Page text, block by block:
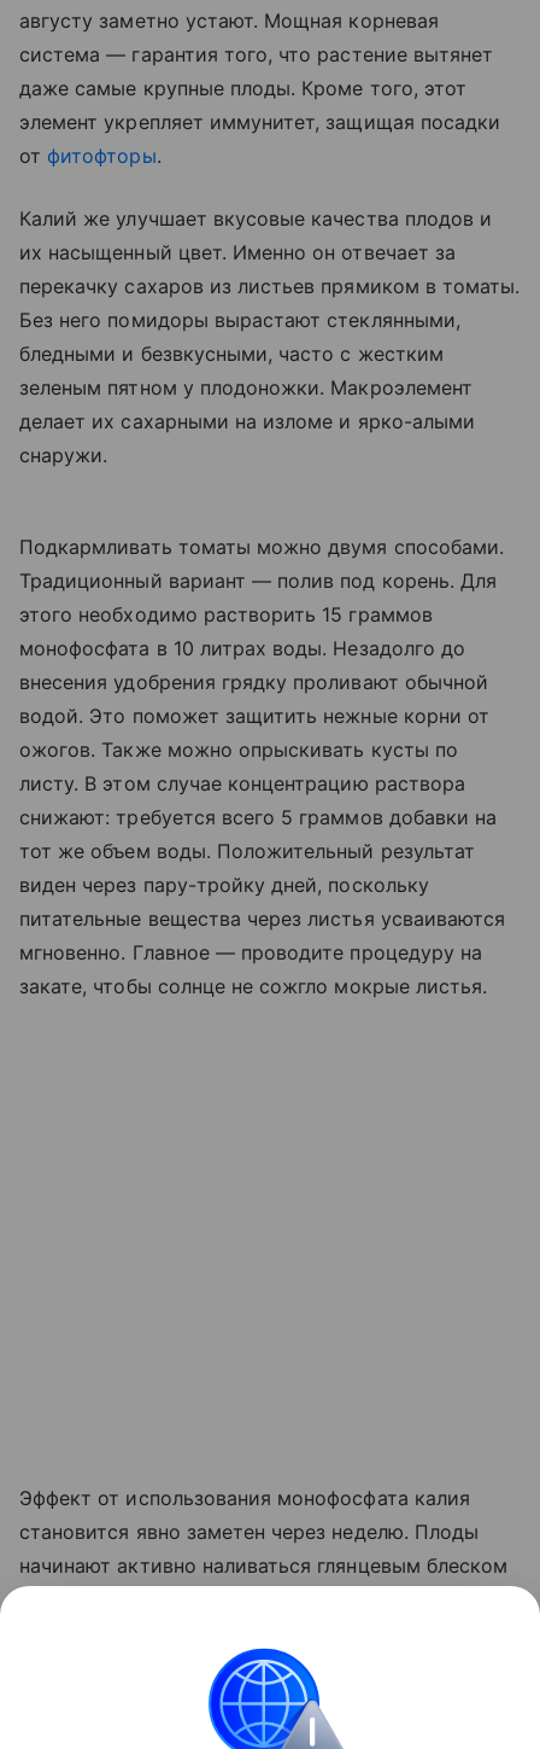
августу заметно устают. Мощная корневая
система — гарантия того, что растение вытянет
даже самые крупные плоды. Кроме того, этот
элемент укрепляет иммунитет, защищая посадки
от фитофторы.
Калий же улучшает вкусовые качества плодов и
их насыщенный цвет. Именно он отвечает за
перекачку сахаров из листьев прямиком в томаты.
Без него помидоры вырастают стеклянными,
бледными и безвкусными, часто с жестким
зеленым пятном у плодоножки. Макроэлемент
делает их сахарными на изломе и ярко-алыми
снаружи.
Подкармливать томаты можно двумя способами.
Традиционный вариант — полив под корень. Для
этого необходимо растворить 15 граммов
монофосфата в 10 литрах воды. Незадолго до
внесения удобрения грядку проливают обычной
водой. Это поможет защитить нежные корни от
ожогов. Также можно опрыскивать кусты по
листу. В этом случае концентрацию раствора
снижают: требуется всего 5 граммов добавки на
тот же объем воды. Положительный результат
виден через пару-тройку дней, поскольку
питательные вещества через листья усваиваются
мгновенно. Главное — проводите процедуру на
закате, чтобы солнце не сожгло мокрые листья.
Эффект от использования монофосфата калия
становится явно заметен через неделю. Плоды
начинают активно наливаться глянцевым блеском
свою силу на том, чтобы дать урожайю
возможность нормально вызреть.